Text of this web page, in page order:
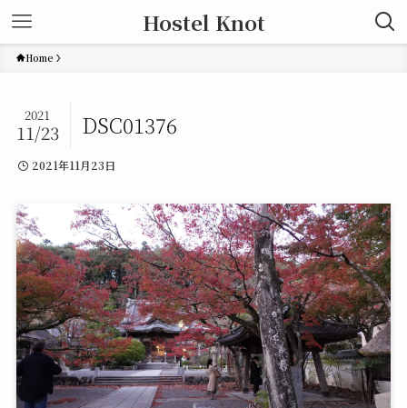
Hostel Knot
Home
DSC01376
2021
11/23
2021年11月23日